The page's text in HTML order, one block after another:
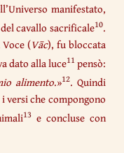
manifestato,
cavallo sacrificale10.
(Vāc), fu bloccata
dato alla luce11pensò:
alimento.»12. Quindi
versi che compongono
13 e concluse con